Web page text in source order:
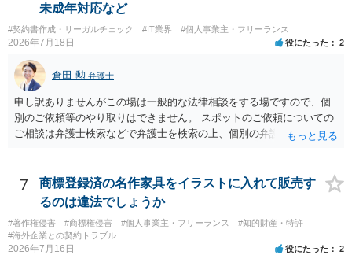
未成年対応など
#契約書作成・リーガルチェック #IT業界 #個人事業主・フリーランス
2026年7月18日 役にたった 2
倉田 勲 弁護士
申し訳ありませんがこの場は一般的な法律相談をする場ですので、個
別のご依頼等のやり取りはできません。 スポットのご依頼についての
ご相談は弁護士検索などで弁護士を検索の上、個別の弁護士にご連絡
7
商標登録済の名作家具をイラストに入れて販売す
るのは違法でしょうか
#著作権侵害 #商標権侵害 #個人事業主・フリーランス
#知的財産・特許
#海外企業との契約トラブル
2026年7月16日 役にたった 2